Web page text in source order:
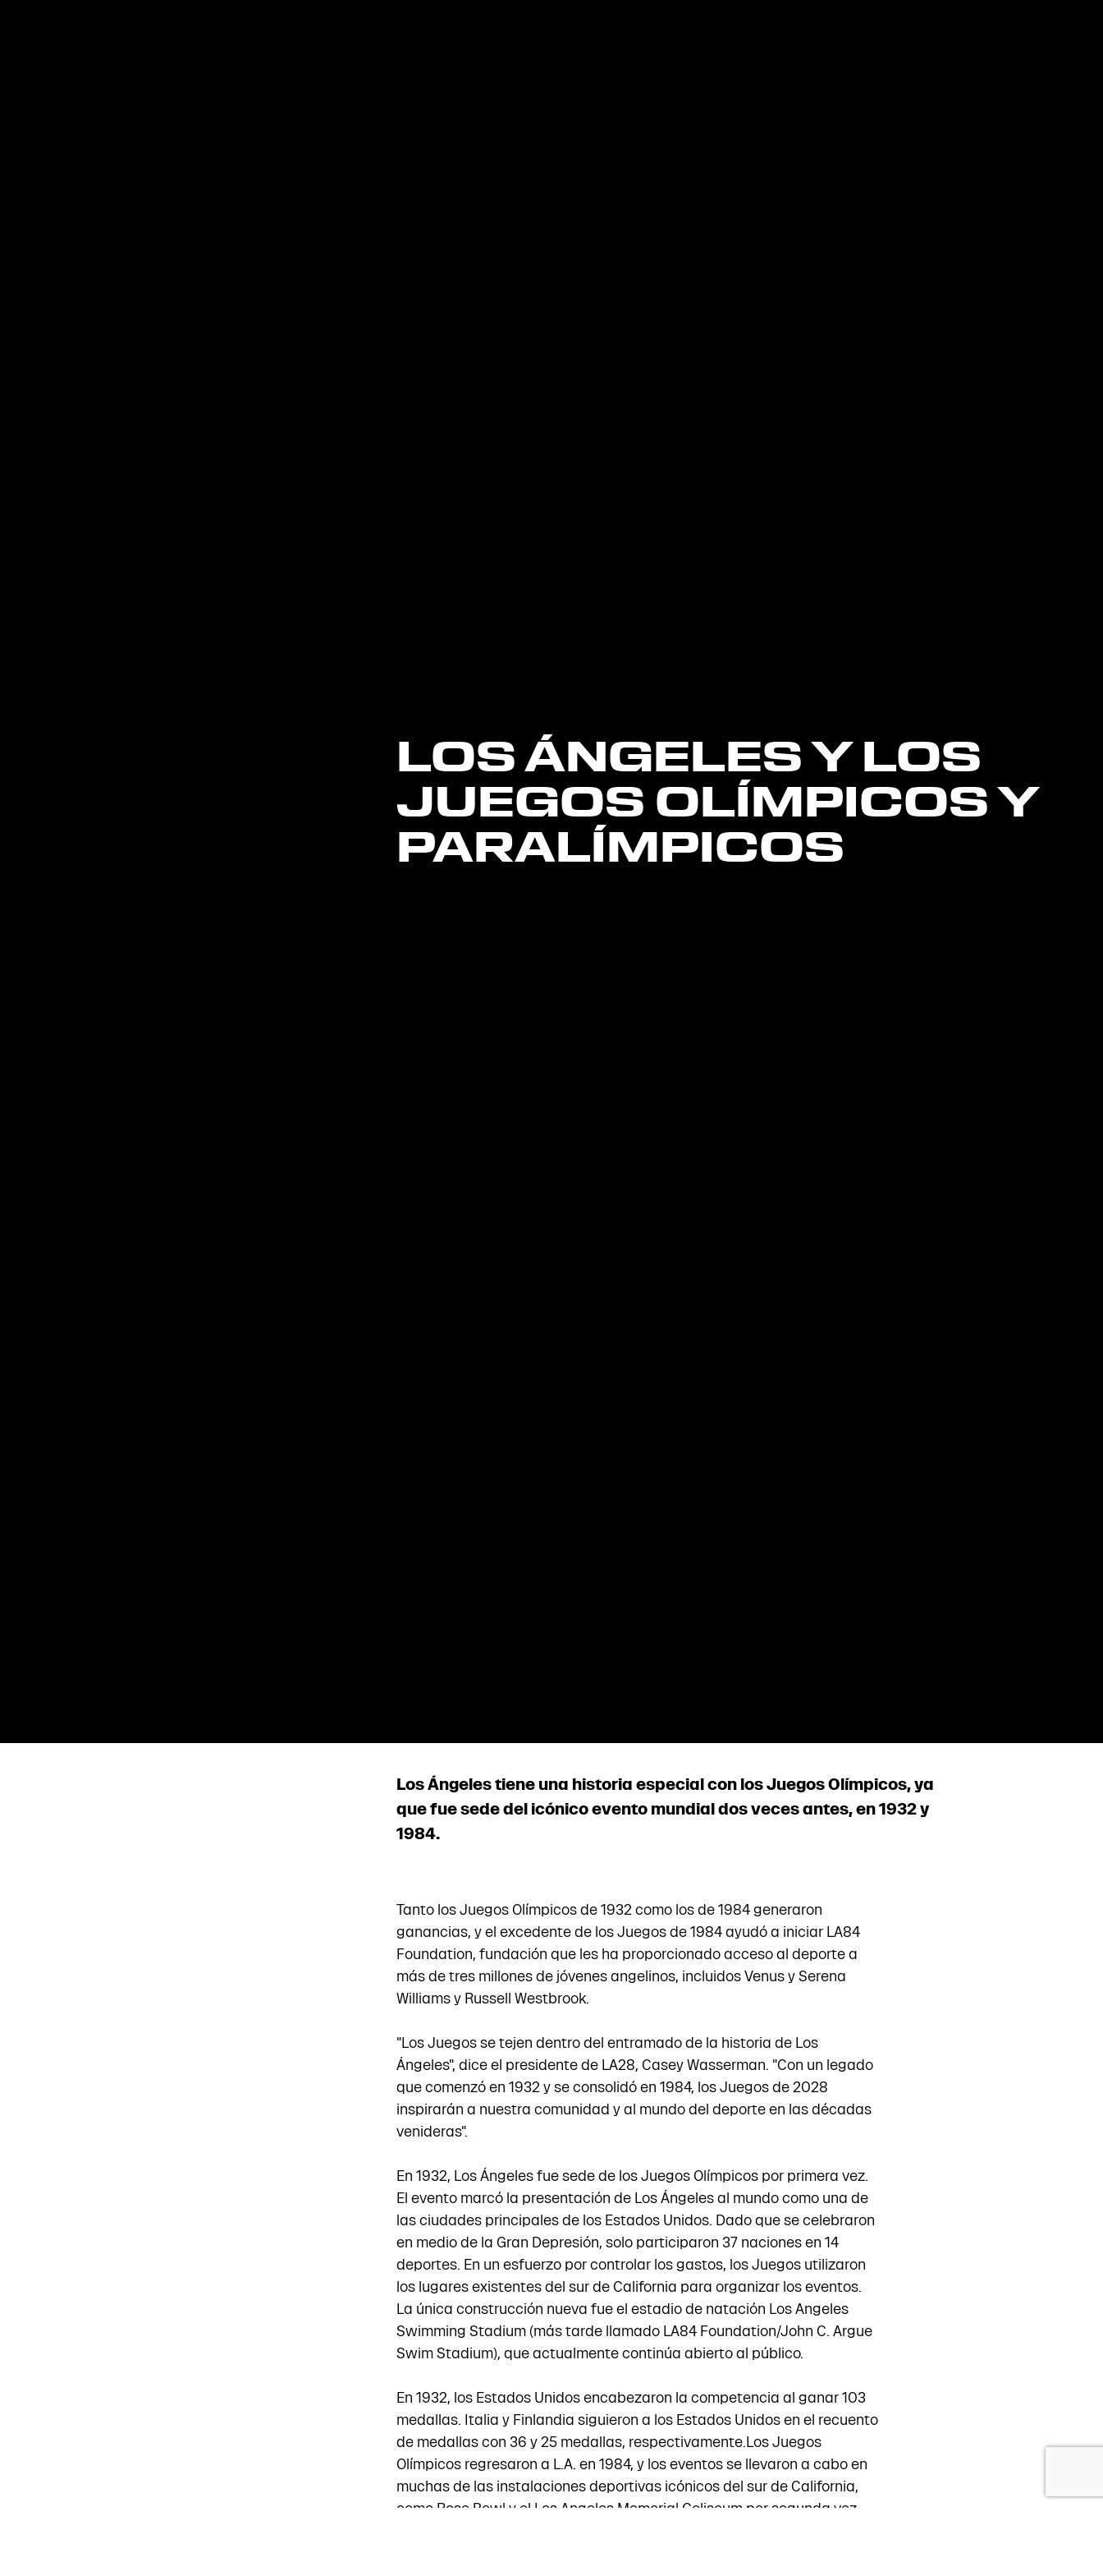
LOS ÁNGELES Y LOS
JUEGOS OLÍMPICOS Y
PARALÍMPICOS
Los Ángeles tiene una historia especial con los Juegos Olímpicos, ya
que fue sede del icónico evento mundial dos veces antes, en 1932 y
1984.
Tanto los Juegos Olímpicos de 1932 como los de 1984 generaron
ganancias, y el excedente de los Juegos de 1984 ayudó a iniciar LA84
Foundation, fundación que les ha proporcionado acceso al deporte a
más de tres millones de jóvenes angelinos, incluidos Venus y Serena
Williams y Russell Westbrook.
"Los Juegos se tejen dentro del entramado de la historia de Los
Ángeles", dice el presidente de LA28, Casey Wasserman. "Con un legado
que comenzó en 1932 y se consolidó en 1984, los Juegos de 2028
inspirarán a nuestra comunidad y al mundo del deporte en las décadas
venideras".
En 1932, Los Ángeles fue sede de los Juegos Olímpicos por primera vez.
El evento marcó la presentación de Los Ángeles al mundo como una de
las ciudades principales de los Estados Unidos. Dado que se celebraron
en medio de la Gran Depresión, solo participaron 37 naciones en 14
deportes. En un esfuerzo por controlar los gastos, los Juegos utilizaron
los lugares existentes del sur de California para organizar los eventos.
La única construcción nueva fue el estadio de natación Los Angeles
Swimming Stadium (más tarde llamado LA84 Foundation/John C. Argue
Swim Stadium), que actualmente continúa abierto al público.
En 1932, los Estados Unidos encabezaron la competencia al ganar 103
medallas. Italia y Finlandia siguieron a los Estados Unidos en el recuento
de medallas con 36 y 25 medallas, respectivamente.Los Juegos
Olímpicos regresaron a L.A. en 1984, y los eventos se llevaron a cabo en
muchas de las instalaciones deportivas icónicos del sur de California,
como Rose Bowl y el Los Angeles Memorial Coliseum por segunda vez.